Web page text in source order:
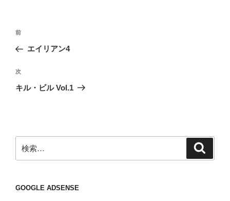
投
ナ
ビ
ゲ
ン
前
の
稿
前
エイリアン4
次
の
次
キル・ビル Vol.1
索:
GOOGLE ADSENSE